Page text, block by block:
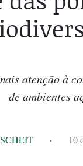
atenção à
de ambientes
· 10